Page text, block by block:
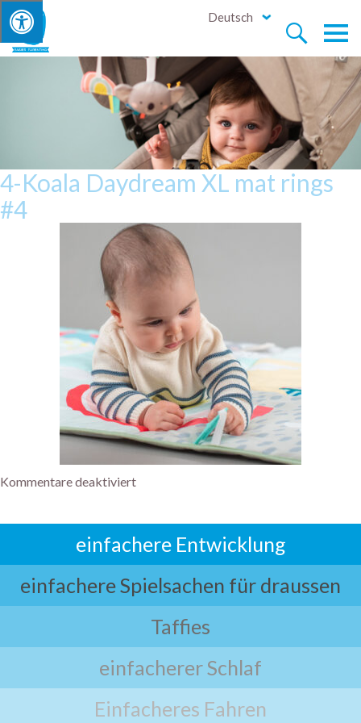


Deutsch
4-Koala Daydream XL mat rings
#4
Kommentare deaktiviert
einfachere Entwicklung
einfachere Spielsachen für draussen
Taffies
einfacherer Schlaf
Einfacheres Fahren